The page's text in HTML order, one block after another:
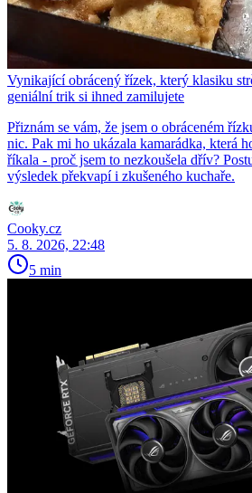
Vynikající obrácený řízek, který klasiku
geniální trik si ihned zamilujete
Přiznám se vám, že jsem o obráceném
nic. Pak mi ho ukázala kamarádka, která
říkala - proč jsem to nezkoušela dřív?
výsledek překvapí i zkušeného kuchaře.
Cooky.cz
5. 8. 2026, 22:48
5 min